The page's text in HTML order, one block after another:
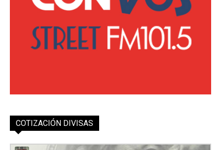
COTIZACIÓN DIVISAS